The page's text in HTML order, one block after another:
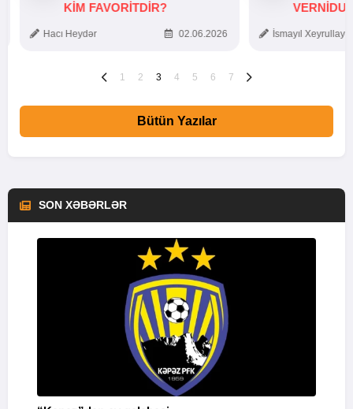
KIM FAVORITDIR?
Hacı Heydər 02.06.2026 İsmayıl
1 2 3 4 5 6 7
Bütün Yazılar
SON XƏBƏRLƏR